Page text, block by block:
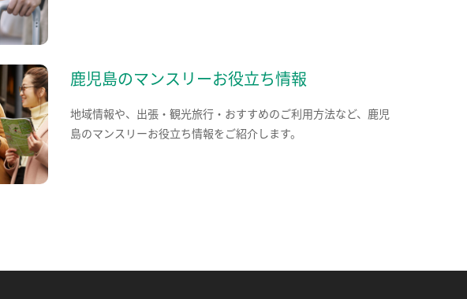
鹿児島のマンスリーお役立ち情報
地域情報や、出張・観光旅行・おすすめのご利用方法など、鹿児
島のマンスリーお役立ち情報をご紹介します。